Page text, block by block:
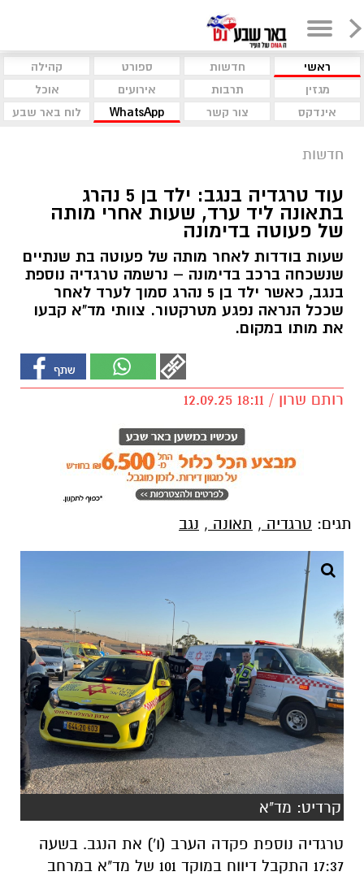
ראשי חדשות ספורט
קהילה
מגזין
תרבות אירועים
אוכל
אינדקס
צור קשר WhatsApp לוח באר שבע
חדשות
עוד טרגדיה בנגב: ילד בן 5 נהרג
בתאונה ליד ערד, שעות אחרי מותה
של פעוטה בדימונה
שעות בודדות לאחר מותה של פעוטה בת שנתיים
שנשכחה ברכב בדימונה – נרשמה טרגדיה נוספת
בנגב, כאשר ילד בן 5 נהרג סמוך לערד לאחר
שככל הנראה נפגע מטרקטור. צוותי מד"א קבעו
את מותו במקום.
רותם שרון / 18:11 12.09.25
תגים: טרגדיה , תאונה , נגב
קרדיט: מד"א
טרגדיה נוספת פקדה הערב (ו') את הנגב. בשעה
17:37 התקבל דיווח במוקד 101 של מד"א במרחב